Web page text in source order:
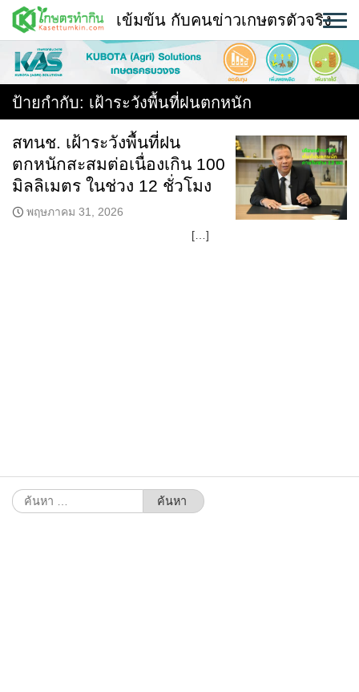
Skip
content
พืช
หน้าแรก
แวดวงเกษตร
ใคร ทำอะไร ที่ไหน
เข้มข้น กับคนข่าวเกษตรตัวจริง
ป้ายกำกับ: เฝ้าระวังพื้นที่ฝนตกหนัก
สทนช. เฝ้าระวังพื้นที่ฝน
ตกหนักสะสมต่อเนื่องเกิน 100
มิลลิเมตร ในช่วง 12 ชั่วโมง
พฤษภาคม 31, 2026
[…]
ค้นหา
สำหรับ: